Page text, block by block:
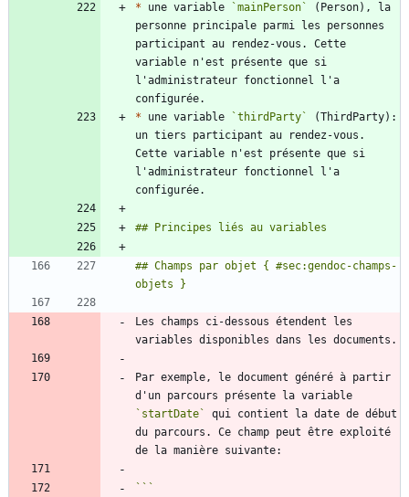
* une variable `mainPerson`
(Person), la
personne principale parmi les personnes
participant au rendez-vous. Cette
variable n'est présente que si
l'administrateur fonctionnel l'a
* une variable `thirdParty`
(ThirdParty):
un tiers participant au rendez-vous.
Cette variable n'est présente que si
l'administrateur fonctionnel l'a
## Champs par objet { #sec:gendoc-champs-
Les champs ci-dessous étendent les
Par exemple, le document généré à partir
`startDate`
qui contient la date de début
du parcours. Ce champ peut être exploité